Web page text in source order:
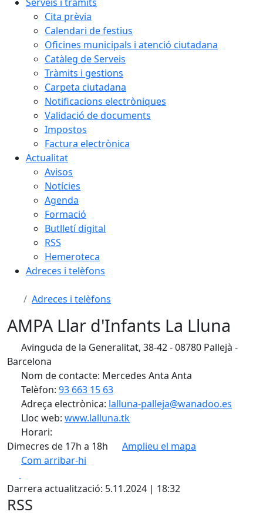
Cita prèvia
Calendari de festius
Oficines municipals i atenció ciutadana
Catàleg de Serveis
Tràmits i gestions
Carpeta ciutadana
Notificacions electròniques
Validació de documents
Impostos
Factura electrònica
Actualitat
Avisos
Notícies
Agenda
Formació
Butlletí digital
RSS
Hemeroteca
Adreces i telèfons
Adreces i telèfons
AMPA Llar d'Infants La Lluna
Avinguda de la Generalitat, 38-42 - 08780 Pallejà -
Barcelona
Nom de contacte: Mercedes Anta Anta
Telèfon: 93 663 15 63
Adreça electrònica: lalluna-palleja@wanadoo.es
Lloc web: www.lalluna.tk
Horari:
Dimecres de 17h a 18h
Amplieu el mapa
Com arribar-hi
+
−
Darrera actualització: 5.11.2024 | 18:32
RSS